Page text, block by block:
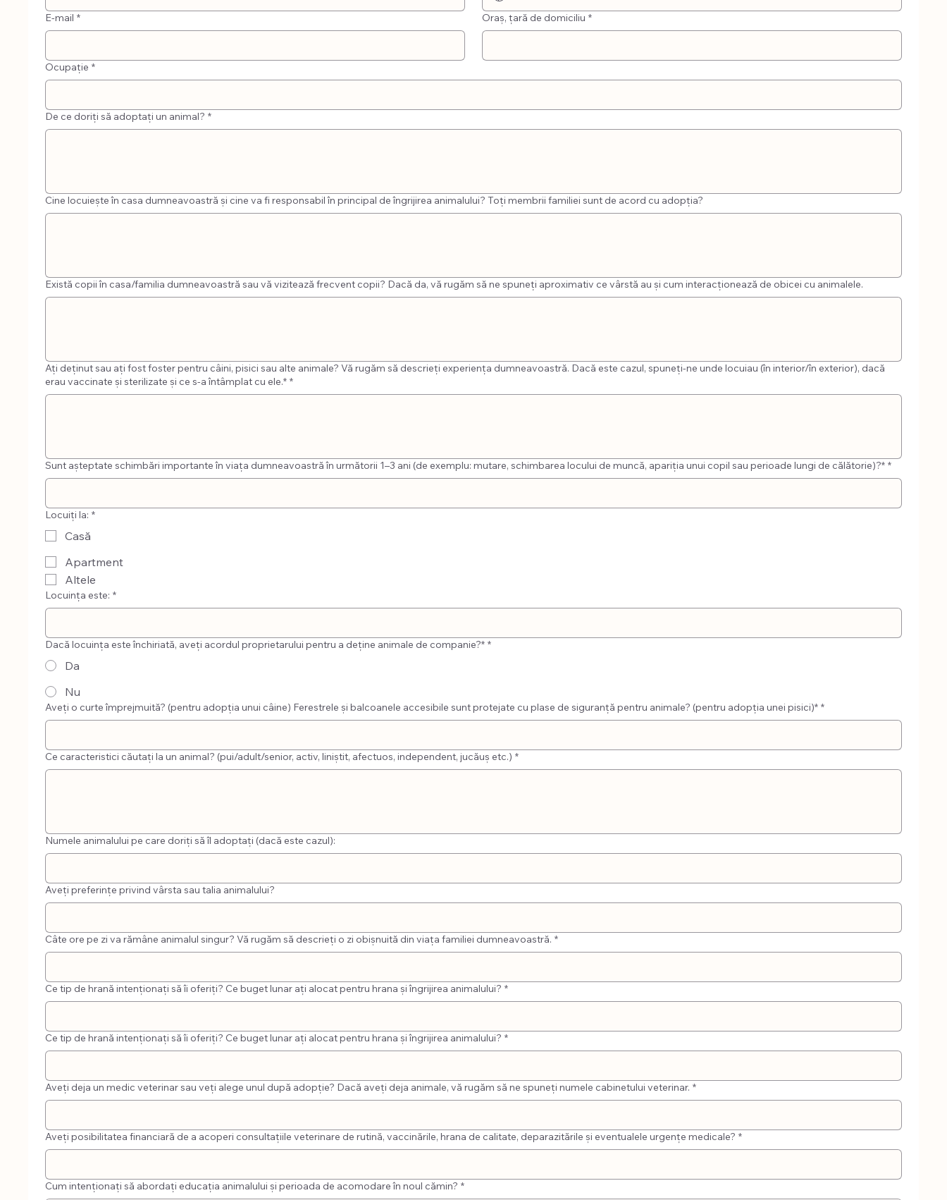
E-mail * Oraș, țară de domiciliu *
Ocupaţie *
De ce doriți să adoptați un animal? *
Cine locuiește în casa dumneavoastră și cine va fi responsabil în principal de îngrijirea animalului? Toți membrii familiei sunt de acord cu adopția?
Există copii în casa/familia dumneavoastră sau vă vizitează frecvent copii? Dacă da, vă rugăm să ne spuneți aproximativ ce vârstă au și cum interacționează de obicei cu animalele.
Ați deținut sau ați fost foster pentru câini, pisici sau alte animale? Vă rugăm să descrieți experiența dumneavoastră. Dacă este cazul, spuneți-ne unde locuiau (în interior/în exterior), dacă
erau vaccinate și sterilizate și ce s-a întâmplat cu ele.* *
Sunt așteptate schimbări importante în viața dumneavoastră în următorii 1–3 ani (de exemplu: mutare, schimbarea locului de muncă, apariția unui copil sau perioade lungi de călătorie)?* *
Locuiți la: *
Casă
Apartment
Altele
Locuința este: *
Dacă locuința este închiriată, aveți acordul proprietarului pentru a deține animale de companie?* *
Da
Nu
Aveți o curte împrejmuită? (pentru adopția unui câine) Ferestrele și balcoanele accesibile sunt protejate cu plase de siguranță pentru animale? (pentru adopția unei pisici)* *
Ce caracteristici căutați la un animal? (pui/adult/senior, activ, liniștit, afectuos, independent, jucăuș etc.) *
Numele animalului pe care doriți să îl adoptați (dacă este cazul):
Aveți preferințe privind vârsta sau talia animalului?
Câte ore pe zi va rămâne animalul singur? Vă rugăm să descrieți o zi obișnuită din viața familiei dumneavoastră. *
Ce tip de hrană intenționați să îi oferiți? Ce buget lunar ați alocat pentru hrana și îngrijirea animalului? *
Ce tip de hrană intenționați să îi oferiți? Ce buget lunar ați alocat pentru hrana și îngrijirea animalului? *
Aveți deja un medic veterinar sau veți alege unul după adopție? Dacă aveți deja animale, vă rugăm să ne spuneți numele cabinetului veterinar. *
Aveți posibilitatea financiară de a acoperi consultațiile veterinare de rutină, vaccinările, hrana de calitate, deparazitările și eventualele urgențe medicale? *
Cum intenționați să abordați educația animalului și perioada de acomodare în noul cămin? *